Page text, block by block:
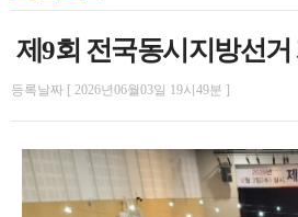
제9회 전국동시지방선거
등록날짜 [ 2026년06월03일 19시49분 ]